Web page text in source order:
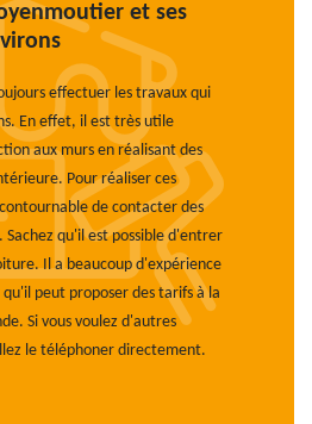
et ses
effectuer les travaux qui
En effet, il est très utile
aux murs en réalisant des
Pour réaliser ces
de contacter des
qu'il est possible d'entrer
Il a beaucoup d'expérience
peut proposer des tarifs à la
Si vous voulez d'autres
le téléphoner directement.